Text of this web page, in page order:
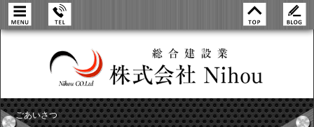
ごあいさつ